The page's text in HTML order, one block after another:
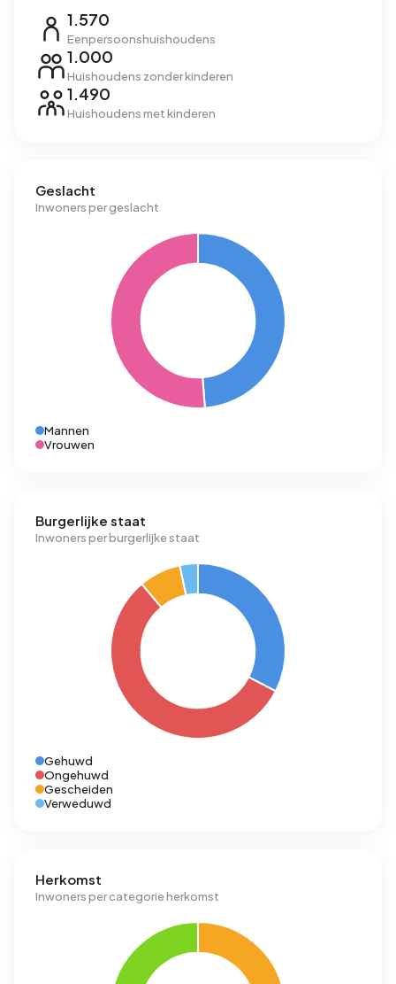
1.570
Eenpersoonshuishoudens
1.000
Huishoudens zonder kinderen
1.490
Huishoudens met kinderen
Geslacht
Inwoners per geslacht
Mannen
Vrouwen
Burgerlijke staat
Inwoners per burgerlijke staat
Gehuwd
Ongehuwd
Gescheiden
Verweduwd
Herkomst
Inwoners per categorie herkomst